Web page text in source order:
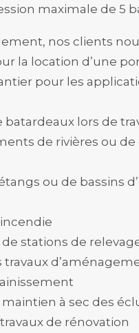
maximale de 5
nos clients
la location d’une
pour les
batardeaux lors de
de rivières ou de
ou de bassins
de stations de
à sec des
de rénovation